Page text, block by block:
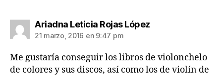
Ariadna Leticia Rojas Lópezdice:
21 marzo, 2016 en 9:47 pm
Me gustaría conseguir los libros de violonchelo
de colores y sus discos, así como los de violín de